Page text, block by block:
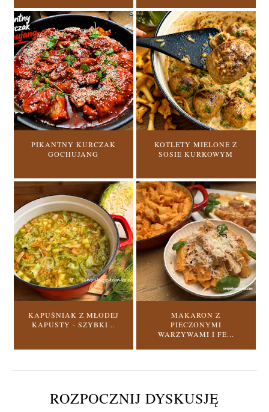
PIKANTNY KURCZAK
GOCHUJANG
KOTLETY MIELONE Z
SOSIE KURKOWYM
KAPUŚNIAK Z MŁODEJ
KAPUSTY - SZYBKI...
MAKARON Z
PIECZONYMI
WARZYWAMI I FE...
ROZPOCZNIJ DYSKUSJĘ